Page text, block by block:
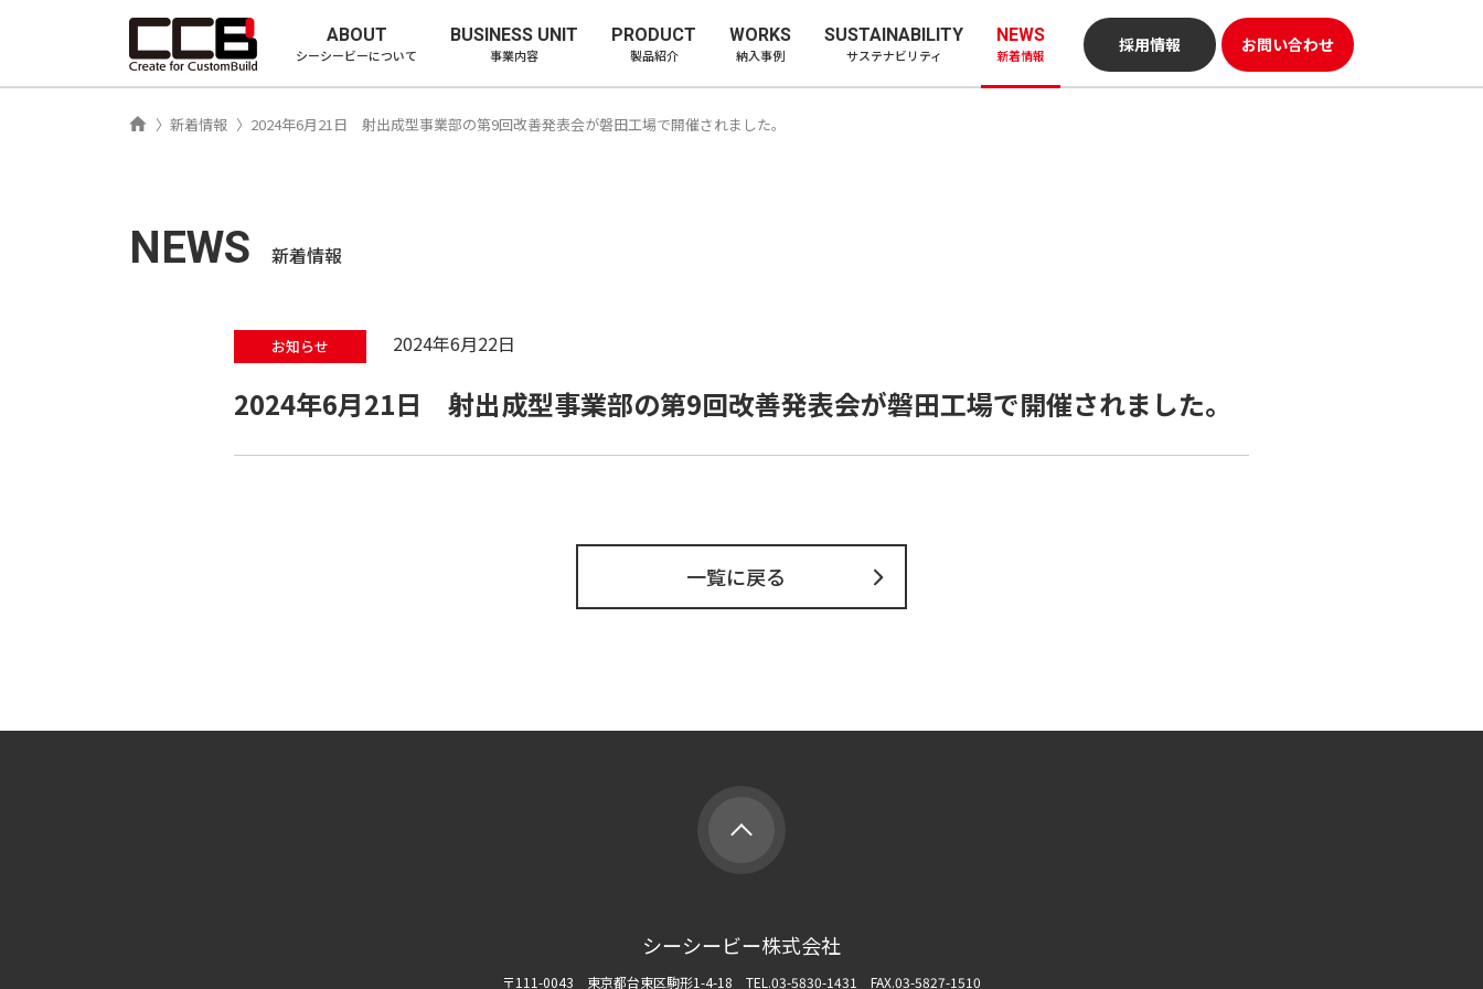
シーシービー株式会社
ABOUT
シーシービーについて
BUSINESS UNIT
事業内容
PRODUCT
製品紹介
WORKS
納入事例
SUSTAINABILITY
サステナビリティ
NEWS
新着情報
採用情報 お問い合わせ
ホーム
新着情報 2024年6月21日 射出成型事業部の第9回改善発表会が磐田工場で開催されました。
NEWS 新着情報
お知らせ 2024年6月22日
2024年6月21日 射出成型事業部の第9回改善発表会が磐田工場で開催されました。
一覧に戻る
シーシービー株式会社
〒111-0043 東京都台東区駒形1-4-18 TEL.03-5830-1431 FAX.03-5827-1510